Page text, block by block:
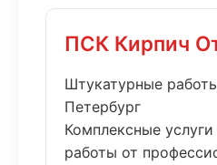
ПСК Кирпич
Штукатурные
Петербург
Комплексные
работы от